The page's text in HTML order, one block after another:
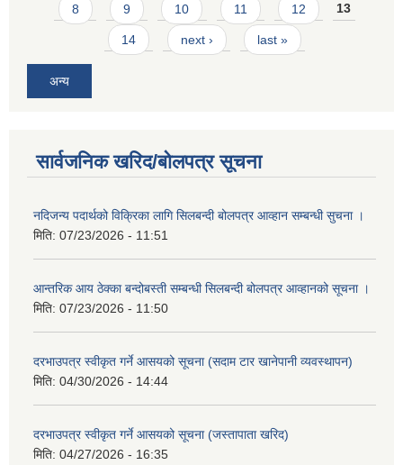
8 9 10 11 12 13
14 next › last »
अन्य
सार्वजनिक खरिद/बोलपत्र सूचना
नदिजन्य पदार्थको विक्रिका लागि सिलबन्दी बोलपत्र आव्हान सम्बन्धी सुचना ।
मिति: 07/23/2026 - 11:51
आन्तरिक आय ठेक्का बन्दोबस्ती सम्बन्धी सिलबन्दी बोलपत्र आव्हानको सूचना ।
मिति: 07/23/2026 - 11:50
दरभाउपत्र स्वीकृत गर्ने आसयको सूचना (सदाम टार खानेपानी व्यवस्थापन)
मिति: 04/30/2026 - 14:44
दरभाउपत्र स्वीकृत गर्ने आसयको सूचना (जस्तापाता खरिद)
मिति: 04/27/2026 - 16:35